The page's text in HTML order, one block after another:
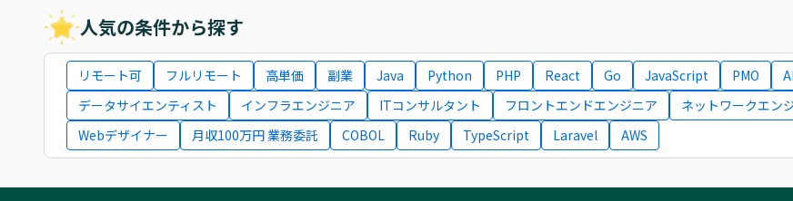
人気の条件から探す
リモート可 フルリモート 高単価 副業 Java Python PHP React Go JavaScript PMO AI
データサイエンティスト
インフラエンジニア ITコンサルタント フロントエンドエンジニア ネットワークエン
Webデザイナー
月収100万円 業務委託 COBOL Ruby TypeScript Laravel AWS